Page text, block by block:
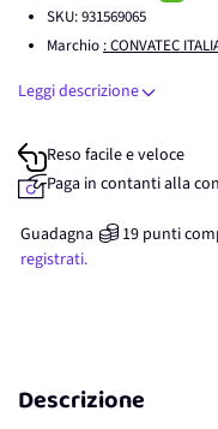
SKU:931569065
Marchio : CONVATEC
Leggi descrizione
Reso facile e veloce
Paga in contanti alla
Guadagna 19 punti
registrati.
Descrizione